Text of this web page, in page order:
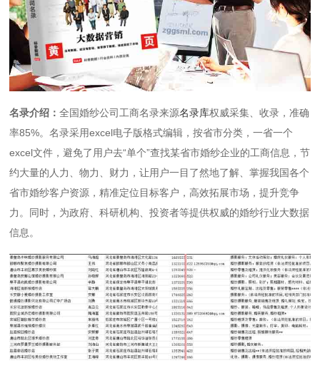
名录介绍：全国婚纱公司工商名录来源名录库权威采集、收录，准确
率85%。名录采用excel电子版格式编辑，按省市分类，一省一个
excel文件，避免了用户去“单个”查找某省市婚纱企业的工商信息，节
约大量的人力、物力、财力，让用户一目了然地了解、掌握我国各个
省市婚纱客户资源，精准定位目标客户，高效拓展市场，提升竞争
力。同时，为政府、科研机构、投资者等提供权威的婚纱行业大数据
信息。